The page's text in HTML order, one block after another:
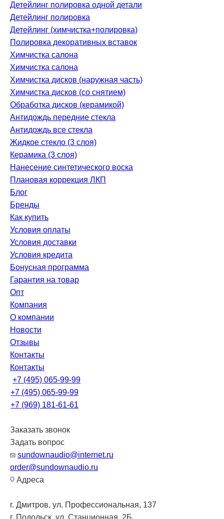
Детейлинг полировка одной детали
Детейлинг полировка
Детейлинг (химчистка+полировка)
Полировка декоративных вставок
Химчистка салона
Химчистка салона
Химчистка дисков (наружная часть)
Химчистка дисков (со снятием)
Обработка дисков (керамикой)
Антидождь передние стекла
Антидождь все стекла
Жидкое стекло (3 слоя)
Керамика (3 слоя)
Нанесение синтетического воска
Плановая коррекция ЛКП
Блог
Бренды
Как купить
Условия оплаты
Условия доставки
Условия кредита
Бонусная программа
Гарантия на товар
Опт
Компания
О компании
Новости
Отзывы
Контакты
Контакты
+7 (495) 065-99-99
+7 (495) 065-99-99
+7 (969) 181-61-61
Заказать звонок
Задать вопрос
sundownaudio@internet.ru
order@sundownaudio.ru
Адреса
г. Дмитров, ул. Профессиональная, 137
г. Подольск, ул. Станционная, 2Б